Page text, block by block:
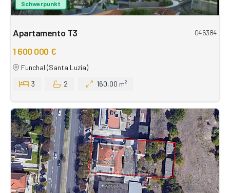
Schwerpunkt
Apartamento T3 046384
1 600 000 €
Funchal (Santa Luzia)
3
2 160,00 m²